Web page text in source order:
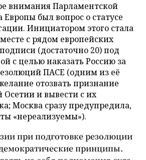
внимания Парламентской
Европы был вопрос о статусе
Инициатором этого стала
с рядом европейских
(достаточно 20) под
с целью наказать Россию за
ПАСЕ (одним из её
отозвать признание
и вывести с их
Москва сразу предупредила,
«нереализуемы»).
при подготовке резолюции
принципы.